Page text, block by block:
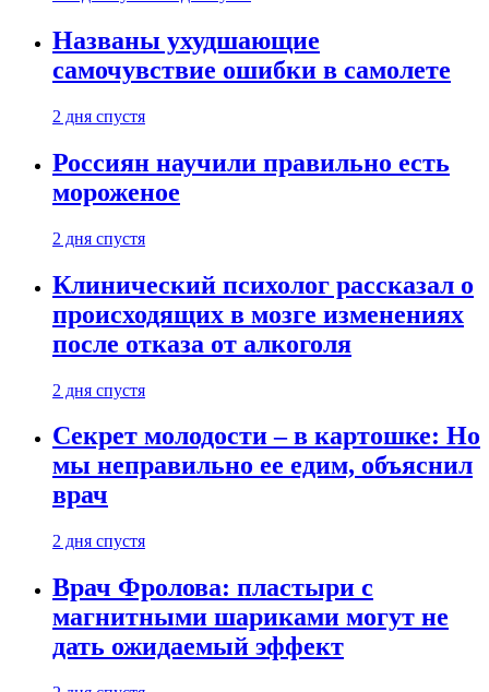
Названы ухудшающие
самочувствие ошибки в самолете
2 дня спустя
Россиян научили правильно есть
мороженое
2 дня спустя
Клинический психолог рассказал о
происходящих в мозге изменениях
после отказа от алкоголя
2 дня спустя
Секрет молодости – в картошке: Но
мы неправильно ее едим, объяснил
врач
2 дня спустя
Врач Фролова: пластыри с
магнитными шариками могут не
дать ожидаемый эффект